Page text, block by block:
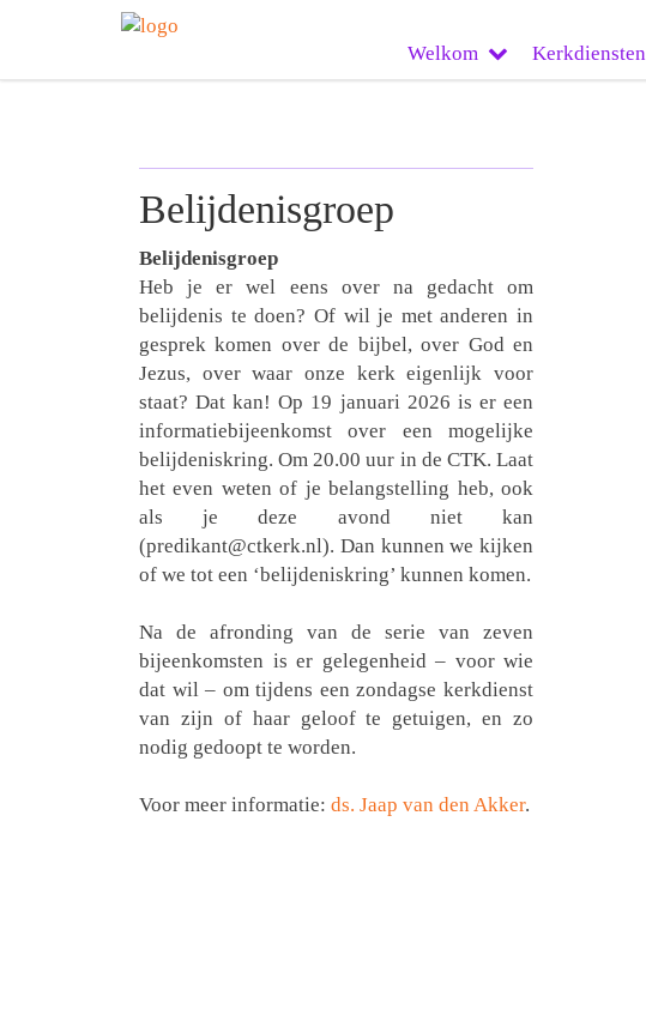
Welkom Kerkdiensten
Belijdenisgroep
Belijdenisgroep
Heb je er wel eens over na gedacht om
belijdenis te doen? Of wil je met anderen in
gesprek komen over de bijbel, over God en
Jezus, over waar onze kerk eigenlijk voor
staat? Dat kan! Op 19 januari 2026 is er een
informatiebijeenkomst over een mogelijke
belijdeniskring. Om 20.00 uur in de CTK. Laat
het even weten of je belangstelling heb, ook
als je deze avond niet kan
(predikant@ctkerk.nl). Dan kunnen we kijken
of we tot een ‘belijdeniskring’ kunnen komen.
Na de afronding van de serie van zeven
bijeenkomsten is er gelegenheid – voor wie
dat wil – om tijdens een zondagse kerkdienst
van zijn of haar geloof te getuigen, en zo
nodig gedoopt te worden.
Voor meer informatie: ds. Jaap van den Akker.